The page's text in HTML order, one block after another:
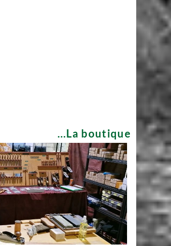
...La boutique